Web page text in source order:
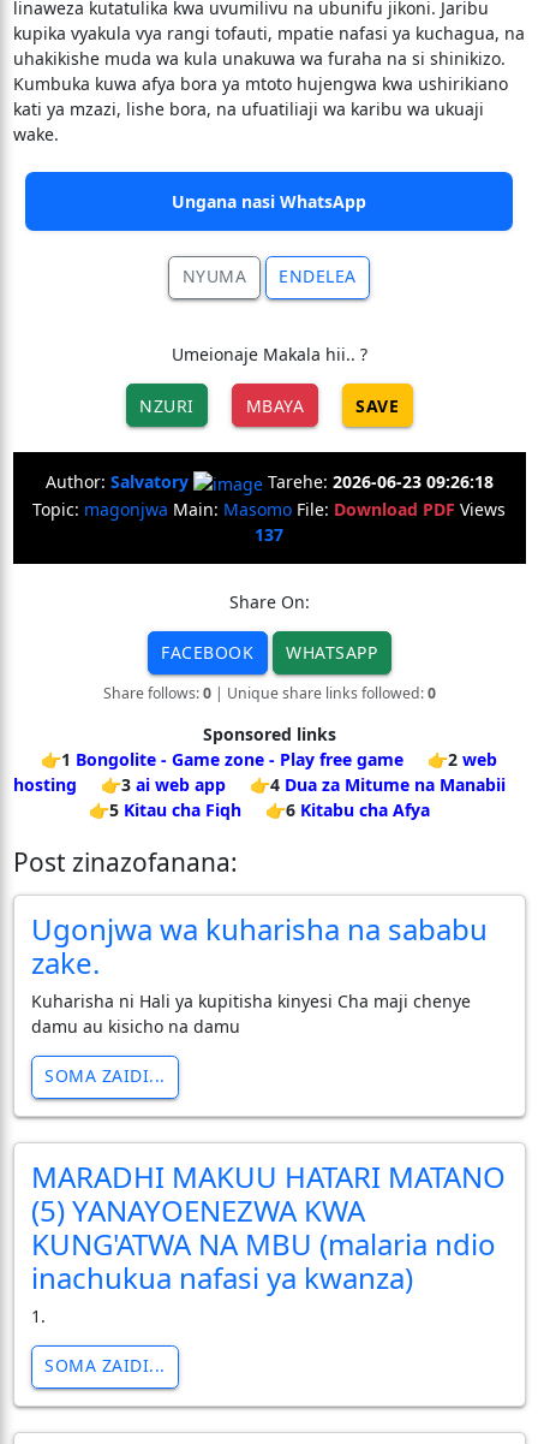
linaweza kutatulika kwa uvumilivu na ubunifu jikoni. Jaribu
kupika vyakula vya rangi tofauti, mpatie nafasi ya kuchagua, na
uhakikishe muda wa kula unakuwa wa furaha na si shinikizo.
Kumbuka kuwa afya bora ya mtoto hujengwa kwa ushirikiano
kati ya mzazi, lishe bora, na ufuatiliaji wa karibu wa ukuaji
wake.
Ungana nasi WhatsApp
NYUMA ENDELEA
Umeionaje Makala hii.. ?
NZURI MBAYA SAVE
Author: Salvatory Tarehe: 2026-06-23 09:26:18
Topic: magonjwa Main: Masomo File: Download PDF Views
137
Share On:
FACEBOOK WHATSAPP
Share follows:0| Unique share links followed:0
Sponsored links
👉1 Bongolite - Game zone - Play free game 👉2 web
hosting
👉3 ai web app 👉4 Dua za Mitume na Manabii
👉5 Kitau cha Fiqh 👉6 Kitabu cha Afya
Post zinazofanana:
Ugonjwa wa kuharisha na sababu
zake.
Kuharisha ni Hali ya kupitisha kinyesi Cha maji chenye
damu au kisicho na damu
SOMA ZAIDI...
MARADHI MAKUU HATARI MATANO
(5) YANAYOENEZWA KWA
KUNG'ATWA NA MBU (malaria ndio
inachukua nafasi ya kwanza)
1.
SOMA ZAIDI...